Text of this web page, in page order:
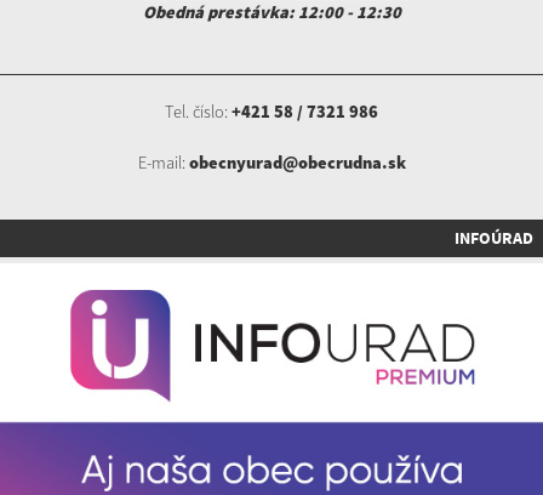
Obedná prestávka: 12:00 - 12:30
Tel. číslo: +421 58 / 7321 986
E-mail: obecnyurad@obecrudna.sk
INFOÚRAD